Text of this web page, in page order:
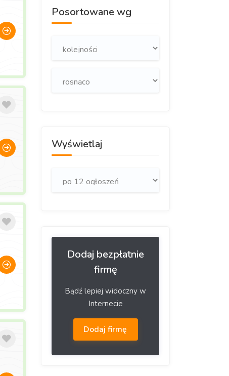
Posortowane wg
Wyświetlaj
Dodaj bezpłatnie
firmę
Bądź lepiej widoczny w
Internecie
Dodaj firmę